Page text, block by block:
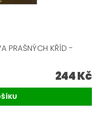
PRAŠNÝCH KŘÍD -
244 Kč